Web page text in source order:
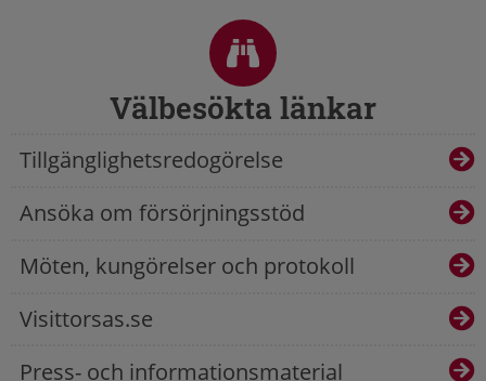
Välbesökta länkar
Tillgänglighetsredogörelse
Ansöka om försörjningsstöd
Möten, kungörelser och protokoll
Visittorsas.se
Press- och informationsmaterial